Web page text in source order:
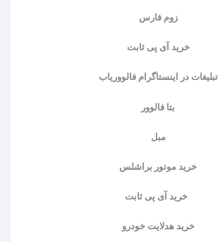
زوم فارس
خرید آی پی ثابت
تبلیغات در اینستاگرام فالووریاب
بتا فالوور
مبل
خرید موتور براشلس
خرید آی پی ثابت
خرید هدلایت خودرو